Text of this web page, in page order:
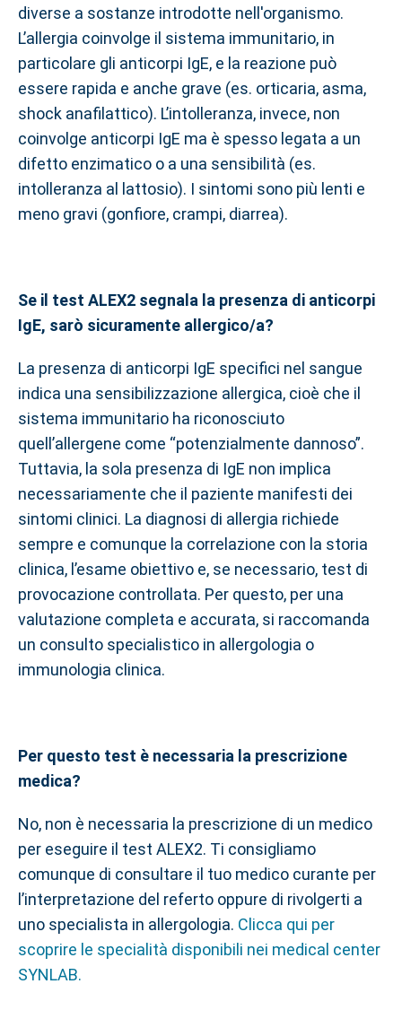
diverse a sostanze introdotte nell'organismo.
L’allergia coinvolge il sistema immunitario, in
particolare gli anticorpi IgE, e la reazione può
essere rapida e anche grave (es. orticaria, asma,
shock anafilattico). L’intolleranza, invece, non
coinvolge anticorpi IgE ma è spesso legata a un
difetto enzimatico o a una sensibilità (es.
intolleranza al lattosio). I sintomi sono più lenti e
meno gravi (gonfiore, crampi, diarrea).
Se il test ALEX2 segnala la presenza di anticorpi
IgE, sarò sicuramente allergico/a?
La presenza di anticorpi IgE specifici nel sangue
indica una sensibilizzazione allergica, cioè che il
sistema immunitario ha riconosciuto
quell’allergene come “potenzialmente dannoso”.
Tuttavia, la sola presenza di IgE non implica
necessariamente che il paziente manifesti dei
sintomi clinici. La diagnosi di allergia richiede
sempre e comunque la correlazione con la storia
clinica, l’esame obiettivo e, se necessario, test di
provocazione controllata. Per questo, per una
valutazione completa e accurata, si raccomanda
un consulto specialistico in allergologia o
immunologia clinica.
Per questo test è necessaria la prescrizione
medica?
No, non è necessaria la prescrizione di un medico
per eseguire il test ALEX2. Ti consigliamo
comunque di consultare il tuo medico curante per
l’interpretazione del referto oppure di rivolgerti a
uno specialista in allergologia. Clicca qui per
scoprire le specialità disponibili nei medical center
SYNLAB.